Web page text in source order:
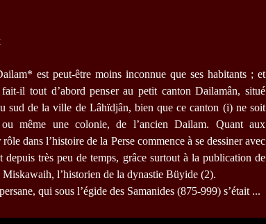
est peut-être moins inconnue que ses habitants ; et
il tout d’abord penser au petit canton Dailamân, situé
sud de la ville de Lâhïdjân, bien que ce canton (i) ne soit
ou même une colonie, de l’ancien Dailam. Quant aux
dans l’histoire de la Perse commence à se dessiner avec
depuis très peu de temps, grâce surtout à la publication de
Miskawaih, l’historien de la dynastie Büyide (2).
qui sous l’égide des Samanides (875-999) s’était ...